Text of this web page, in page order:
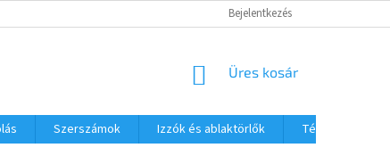
Bejelentkezés
KOSÁR
Üres kosár
Szerszámok Izzók és ablaktörlők
Téli termékek